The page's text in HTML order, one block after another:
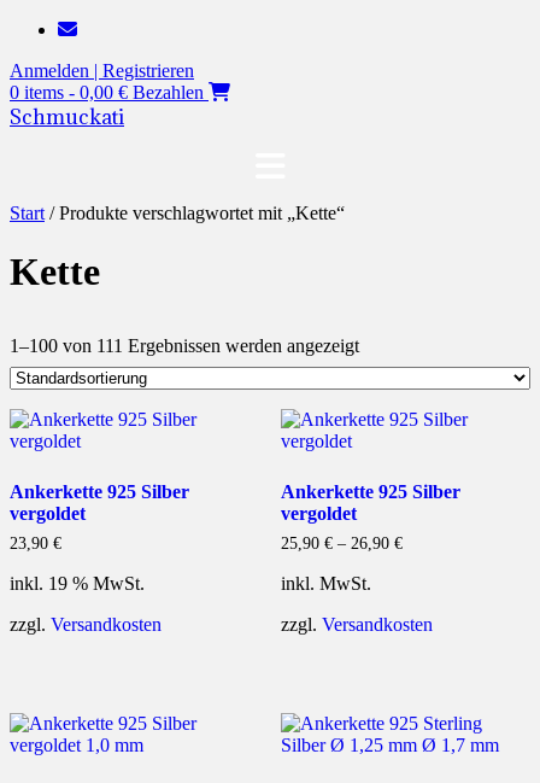
Zum
springen
Anmelden | Registrieren
0 items - 0,00 € Bezahlen
Schmuckati
Start / Produkte verschlagwortet mit „Kette“
Kette
1–100 von 111 Ergebnissen werden angezeigt
Ankerkette 925 Silber
vergoldet
23,90 €
inkl. 19 % MwSt.
zzgl. Versandkosten
Ankerkette 925 Silber
vergoldet
25,90 €– 26,90 €
inkl. MwSt.
zzgl. Versandkosten